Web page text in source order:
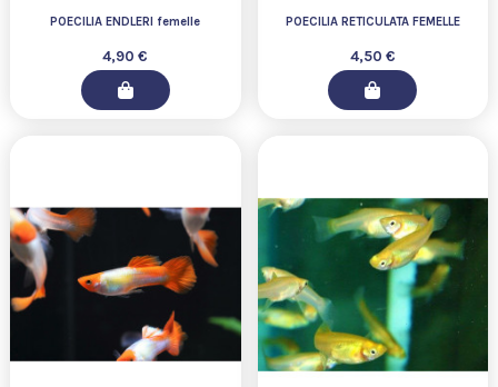
POECILIA ENDLERI femelle
4,90 €
POECILIA RETICULATA FEMELLE
4,50 €